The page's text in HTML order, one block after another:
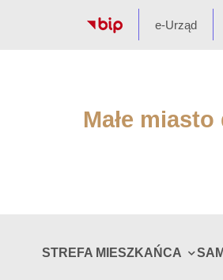
e-Urząd
Małe
STREFA MIESZKAŃCA